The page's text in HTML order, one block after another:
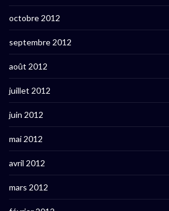
octobre 2012
septembre 2012
août 2012
juillet 2012
juin 2012
mai 2012
avril 2012
mars 2012